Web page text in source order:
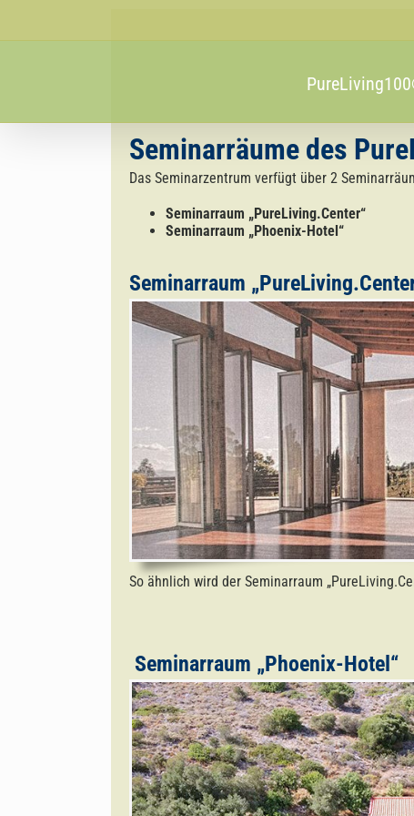
springen
Seminarräume des
Das Seminarzentrum verfügt über 2
Seminarraum „PureLiving.Center“
Seminarraum „Phoenix-Hotel“
Seminarraum
So ähnlich wird der Seminarraum
Seminarraum „Phoenix-Hotel“